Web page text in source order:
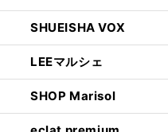
SHUEISHA VOX
LEEマルシェ
SHOP Marisol